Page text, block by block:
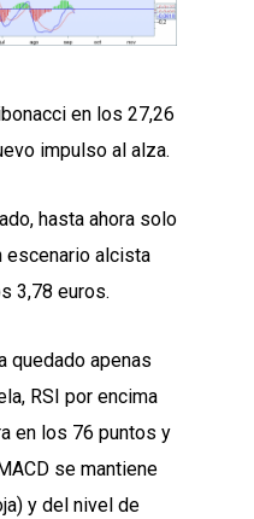
en los 27,26
impulso al alza.
hasta ahora solo
escenario alcista
3,78 euros.
quedado apenas
RSI por encima
en los 76 puntos y
se mantiene
y del nivel de